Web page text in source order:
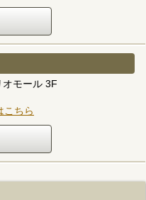
モール 3F
こちら